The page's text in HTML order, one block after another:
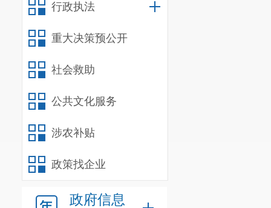
行政执法
重大决策预公开
社会救助
公共文化服务
涉农补贴
政策找企业
政府信息